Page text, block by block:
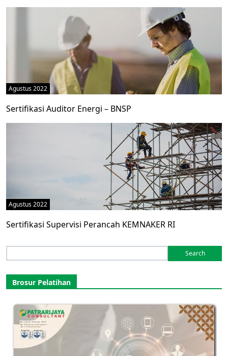
Agustus 2022
Sertifikasi Auditor Energi – BNSP
Agustus 2022
Sertifikasi Supervisi Perancah KEMNAKER RI
for:
Brosur Pelatihan